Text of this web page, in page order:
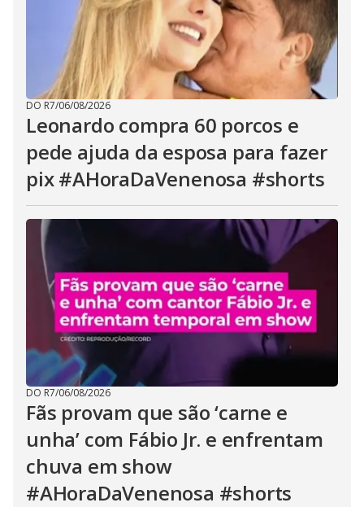
DO R7/06/08/2026
Leonardo compra 60 porcos e
pede ajuda da esposa para fazer
pix #AHoraDaVenenosa #shorts
DO R7/06/08/2026
Fãs provam que são ‘carne e
unha’ com Fábio Jr. e enfrentam
chuva em show
#AHoraDaVenenosa #shorts